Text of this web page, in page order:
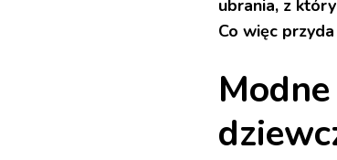
ubrania, z
Co więc